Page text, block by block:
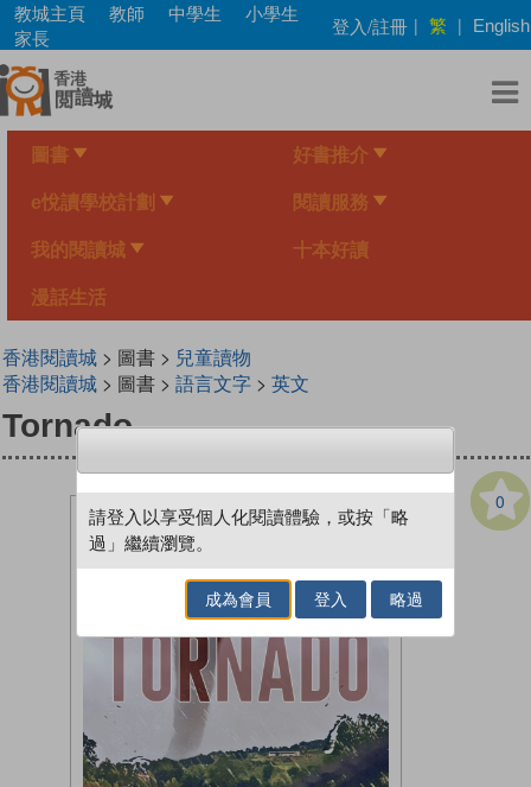
Skip
main
content
教城主頁 教師 中學生
小學生
家長
登入/註冊 | 繁 | English
圖書 好書推介
e悅讀學校計劃 閱讀服務
我的閱讀城 十本好讀
漫話生活
香港閱讀城> 圖書 > 兒童讀物
香港閱讀城> 圖書 > 語言文字> 英文
Tornado
0
請登入以享受個人化閱讀體驗，或按「略
過」繼續瀏覽。
成為會員 登入 略過